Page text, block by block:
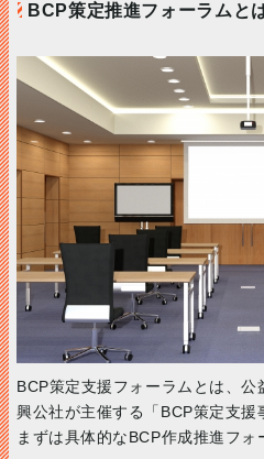
BCP策定推進フォーラムと
BCP策定支援フォーラムとは、
興公社が主催する「BCP策定支援
まずは具体的なBCP作成推進フォ